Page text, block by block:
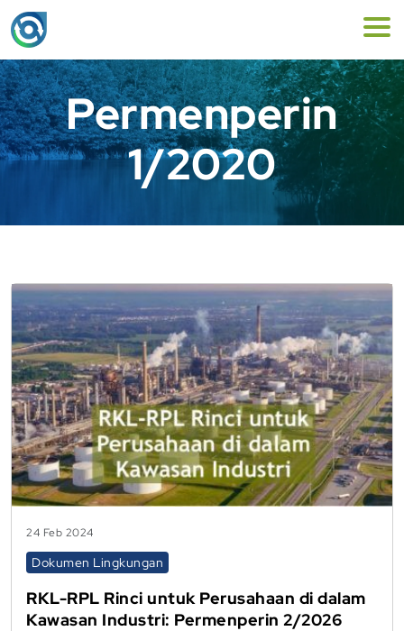
Permenperin
1/2020
24 Feb 2024
Dokumen Lingkungan
RKL-RPL Rinci untuk Perusahaan di dalam
Kawasan Industri: Permenperin 2/2026